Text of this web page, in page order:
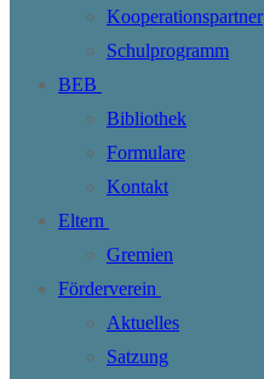
Kooperationspartner
Schulprogramm
BEB
Bibliothek
Formulare
Kontakt
Eltern
Gremien
Förderverein
Aktuelles
Satzung